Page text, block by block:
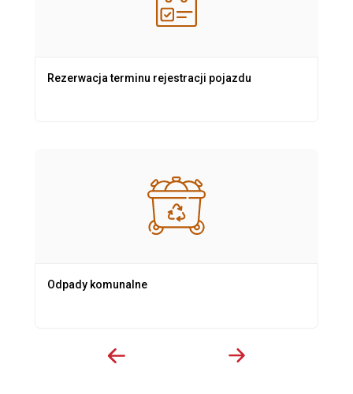
Rezerwacja terminu rejestracji pojazdu
Odpady komunalne